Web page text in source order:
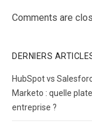
Comments are
DERNIERS
HubSpot vs
Marketo : quelle
entreprise ?